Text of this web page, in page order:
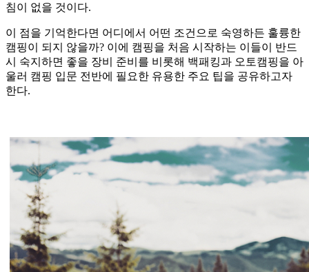
침이 없을 것이다.
이 점을 기억한다면 어디에서 어떤 조건으로 숙영하든 훌륭한
캠핑이 되지 않을까? 이에 캠핑을 처음 시작하는 이들이 반드
시 숙지하면 좋을 장비 준비를 비롯해 백패킹과 오토캠핑을 아
울러 캠핑 입문 전반에 필요한 유용한 주요 팁을 공유하고자
한다.